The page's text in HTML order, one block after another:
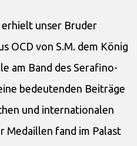
erhielt unser Bruder
OCD von S.M. dem König
am Band des Serafino-
bedeutenden Beiträge
und internationalen
Medaillen fand im Palast